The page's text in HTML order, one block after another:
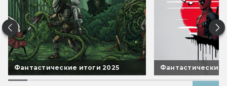
Фантастические итоги 2025 Фантастические